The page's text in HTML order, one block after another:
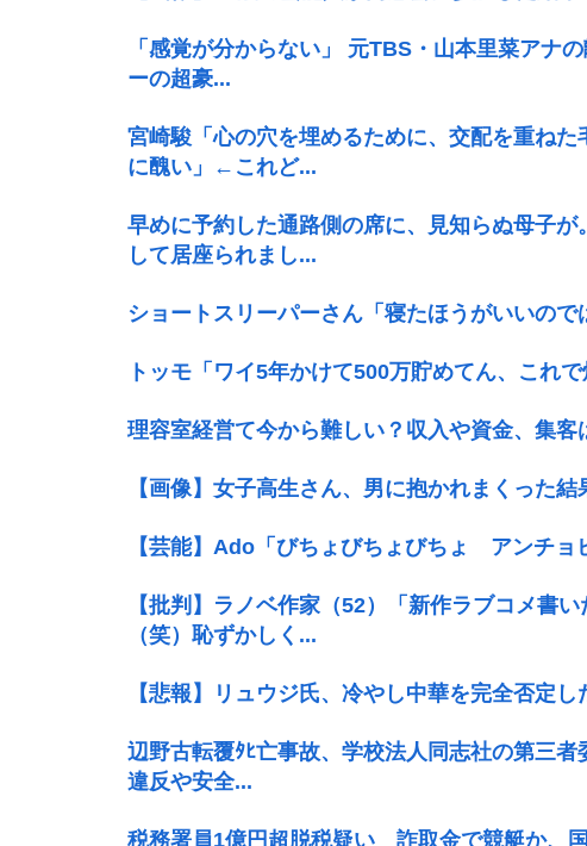
「感覚が分からない」 元TBS・山本里菜アナ
ーの超豪...
宮崎駿「心の穴を埋めるために、交配を重ね
に醜い」←これど...
早めに予約した通路側の席に、見知らぬ母子が
して居座られまし...
ショートスリーパーさん「寝たほうがいいので
トッモ「ワイ5年かけて500万貯めてん、これで
理容室経営て今から難しい？収入や資金、集客
【画像】女子高生さん、男に抱かれまくった
【芸能】Ado「びちょびちょびちょ アンチ
【批判】ラノベ作家（52）「新作ラブコメ書
（笑）恥ずかしく...
【悲報】リュウジ氏、冷やし中華を完全否定
辺野古転覆ﾀﾋ亡事故、学校法人同志社の第三
違反や安全...
税務署員1億円超脱税疑い 詐取金で競艇か、